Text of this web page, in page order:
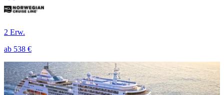
2 Erw.
ab 538 €